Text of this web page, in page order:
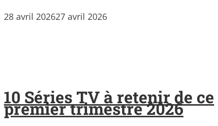
28 avril 202627 avril 2026
10 Séries TV à retenir de ce
premier trimestre 2026